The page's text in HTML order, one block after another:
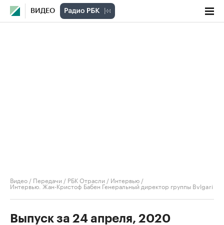
ВИДЕО
Видео / Передачи / РБК Отрасли / Интервью /
Интервью. Жан-Кристоф Бабен Генеральный директор группы Bvlgari
Выпуск за 24 апреля, 2020